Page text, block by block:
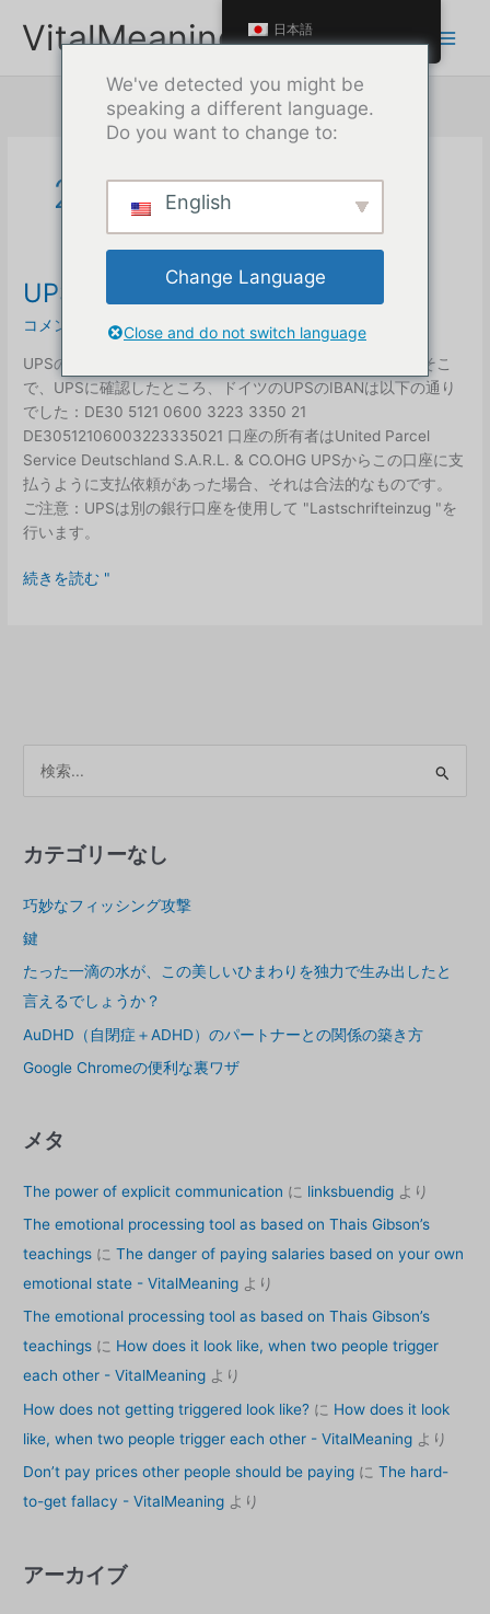
VitalMeaning
2025年10月
UPSドイツアカウント番号
コメントを残す / / マックス
UPSの請求書には口座番号が記載されていませんでした。そこ
で、UPSに確認したところ、ドイツのUPSのIBANは以下の通り
でした：DE30 5121 0600 3223 3350 21
DE30512106003223335021 口座の所有者はUnited Parcel
Service Deutschland S.A.R.L. & CO.OHG UPSからこの口座に支
払うように支払依頼があった場合、それは合法的なものです。
ご注意：UPSは別の銀行口座を使用して "Lastschrifteinzug "を
行います。
UPS
続きを読む "
イ
ス
カテゴリーなし
巧妙なフィッシング攻撃
鍵
たった一滴の水が、この美しいひまわりを独力で生み出したと
言えるでしょうか？
AuDHD（自閉症＋ADHD）のパートナーとの関係の築き方
Google Chromeの便利な裏ワザ
メタ
The power of explicit communication に linksbuendig より
The emotional processing tool as based on Thais Gibson’s
teachings にThe danger of paying salaries based on your own
emotional state - VitalMeaning より
The emotional processing tool as based on Thais Gibson’s
teachings に How does it look like, when two people trigger
each other - VitalMeaning より
How does not getting triggered look like? に How does it look
like, when two people trigger each other - VitalMeaning より
Don’t pay prices other people should be paying にThe hard-
to-get fallacy - VitalMeaning より
アーカイブ
日本語
We've detected you might be
speaking a different language.
Do you want to change to:
English
Change Language
Close and do not switch language